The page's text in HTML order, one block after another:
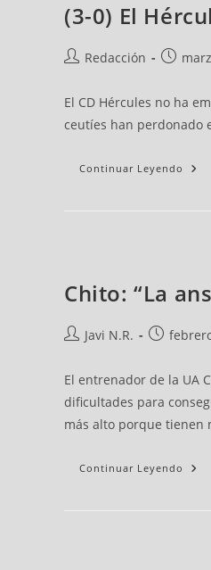
(3-0) El
Redacción
El CD Hércules no ha
ceutíes han perdonado
Continuar Leyendo
Chito: “La
Javi N.R.
El entrenador de la UA
dificultades para
más alto porque tienen
Continuar Leyendo